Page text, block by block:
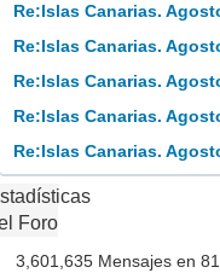
Re:Islas Canarias.
Re:Islas Canarias.
Re:Islas Canarias.
Re:Islas Canarias.
Re:Islas Canarias.
Foro
3,601,635 Mensajes en